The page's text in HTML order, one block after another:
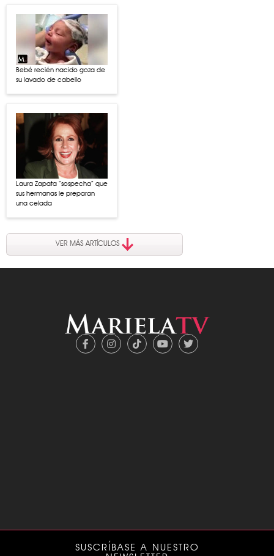
Bebé recién nacido goza de
su lavado de cabello
Laura Zapata “sospecha” que
sus hermanas le preparan
una celada
VER MÁS ARTÍCULOS
SUSCRÍBASE A NUESTRO